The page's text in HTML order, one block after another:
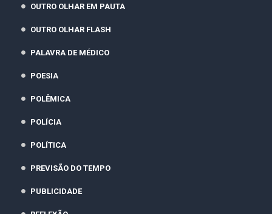
OUTRO OLHAR EM PAUTA
OUTRO OLHAR FLASH
PALAVRA DE MÉDICO
POESIA
POLÊMICA
POLÍCIA
POLÍTICA
PREVISÃO DO TEMPO
PUBLICIDADE